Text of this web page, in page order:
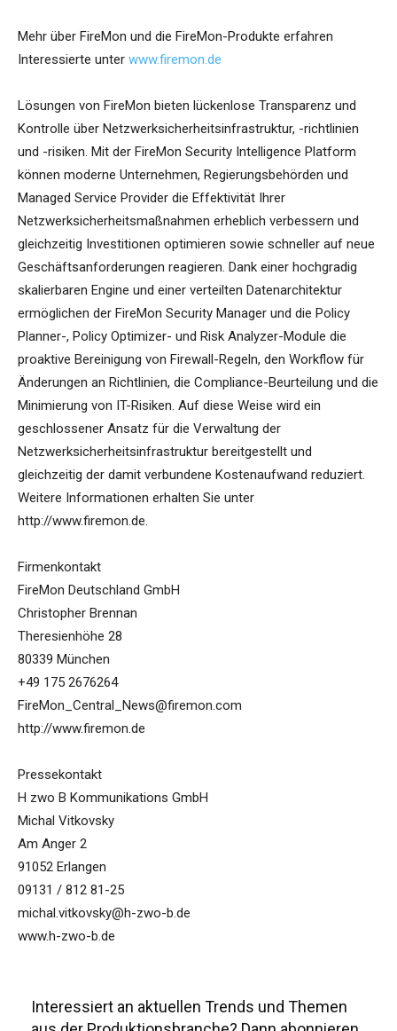
Mehr über FireMon und die FireMon-Produkte erfahren
Interessierte unter www.firemon.de
Lösungen von FireMon bieten lückenlose Transparenz und
Kontrolle über Netzwerksicherheitsinfrastruktur, -richtlinien
und -risiken. Mit der FireMon Security Intelligence Platform
können moderne Unternehmen, Regierungsbehörden und
Managed Service Provider die Effektivität Ihrer
Netzwerksicherheitsmaßnahmen erheblich verbessern und
gleichzeitig Investitionen optimieren sowie schneller auf neue
Geschäftsanforderungen reagieren. Dank einer hochgradig
skalierbaren Engine und einer verteilten Datenarchitektur
ermöglichen der FireMon Security Manager und die Policy
Planner-, Policy Optimizer- und Risk Analyzer-Module die
proaktive Bereinigung von Firewall-Regeln, den Workflow für
Änderungen an Richtlinien, die Compliance-Beurteilung und die
Minimierung von IT-Risiken. Auf diese Weise wird ein
geschlossener Ansatz für die Verwaltung der
Netzwerksicherheitsinfrastruktur bereitgestellt und
gleichzeitig der damit verbundene Kostenaufwand reduziert.
Weitere Informationen erhalten Sie unter
http://www.firemon.de.
Firmenkontakt
FireMon Deutschland GmbH
Christopher Brennan
Theresienhöhe 28
80339 München
+49 175 2676264
FireMon_Central_News@firemon.com
http://www.firemon.de
Pressekontakt
H zwo B Kommunikations GmbH
Michal Vitkovsky
Am Anger 2
91052 Erlangen
09131 / 812 81-25
michal.vitkovsky@h-zwo-b.de
www.h-zwo-b.de
Interessiert an aktuellen Trends und Themen